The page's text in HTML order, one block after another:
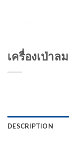
เครื่องเป่า
DESCRIPTION